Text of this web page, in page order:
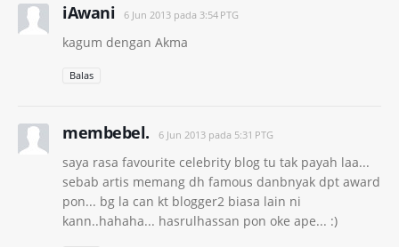
iAwani 6 Jun 2013 pada 3:54 PTG
kagum dengan Akma
Balas
membebel. 6 Jun 2013 pada 5:31 PTG
saya rasa favourite celebrity blog tu tak payah laa...
sebab artis memang dh famous danbnyak dpt award
pon... bg la can kt blogger2 biasa lain ni
kann..hahaha... hasrulhassan pon oke ape... :)